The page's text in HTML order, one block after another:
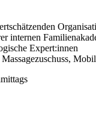
internen
Expert:innen